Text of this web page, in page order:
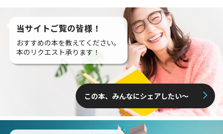
当サイトご覧の皆様！
おすすめの本を教えてください。
本のリクエスト承ります！
この本、みんなにシェアしたい〜